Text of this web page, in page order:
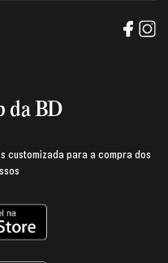
da BD
customizada para a compra dos